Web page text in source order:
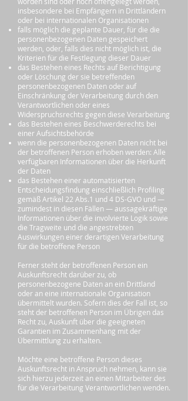
insbesondere bei Empfängern in Drittländern
oder bei internationalen Organisationen
falls möglich die geplante Dauer, für die die
personenbezogenen Daten gespeichert
werden, oder, falls dies nicht möglich ist, die
Kriterien für die Festlegung dieser Dauer
das Bestehen eines Rechts auf Berichtigung
oder Löschung der sie betreffenden
personenbezogenen Daten oder auf
Einschränkung der Verarbeitung durch den
Verantwortlichen oder eines
Widerspruchsrechts gegen diese Verarbeitung
das Bestehen eines Beschwerderechts bei
einer Aufsichtsbehörde
wenn die personenbezogenen Daten nicht bei
der betroffenen Person erhoben werden: Alle
verfügbaren Informationen über die Herkunft
der Daten
das Bestehen einer automatisierten
Entscheidungsfindung einschließlich Profiling
gemäß Artikel 22 Abs.1 und 4 DS-GVO und —
zumindest in diesen Fällen — aussagekräftige
Informationen über die involvierte Logik sowie
die Tragweite und die angestrebten
Auswirkungen einer derartigen Verarbeitung
für die betroffene Person
Ferner steht der betroffenen Person ein
Auskunftsrecht darüber zu, ob
personenbezogene Daten an ein Drittland
oder an eine internationale Organisation
übermittelt wurden. Sofern dies der Fall ist, so
steht der betroffenen Person im Übrigen das
Recht zu, Auskunft über die geeigneten
Garantien im Zusammenhang mit der
Übermittlung zu erhalten.
Möchte eine betroffene Person dieses
Auskunftsrecht in Anspruch nehmen, kann sie
sich hierzu jederzeit an einen Mitarbeiter des
für die Verarbeitung Verantwortlichen wenden.